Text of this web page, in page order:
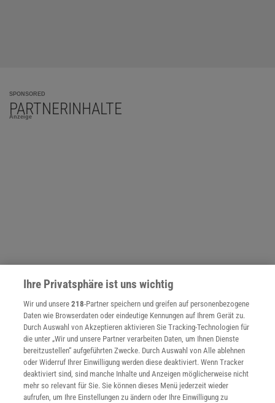
SPONSORED
PARTNERINHALTE
Anzeige
NACH OBEN
Für Sie im Spektrum-Shop und am Kiosk:
Ihre Privatsphäre ist uns wichtig
Wir und unsere218-Partner speichern und greifen auf personenbezogene
Daten wie Browserdaten oder eindeutige Kennungen auf Ihrem Gerät zu.
Durch Auswahl von Akzeptieren aktivieren Sie Tracking-Technologien für
die unter „Wir und unsere Partner verarbeiten Daten, um Ihnen Dienste
bereitzustellen“ aufgeführten Zwecke. Durch Auswahl von Alle ablehnen
oder Widerruf Ihrer Einwilligung werden diese deaktiviert. Wenn Tracker
deaktiviert sind, sind manche Inhalte und Anzeigen möglicherweise nicht
mehr so relevant für Sie. Sie können dieses Menü jederzeit wieder
aufrufen, um Ihre Einstellungen zu ändern oder Ihre Einwilligung zu